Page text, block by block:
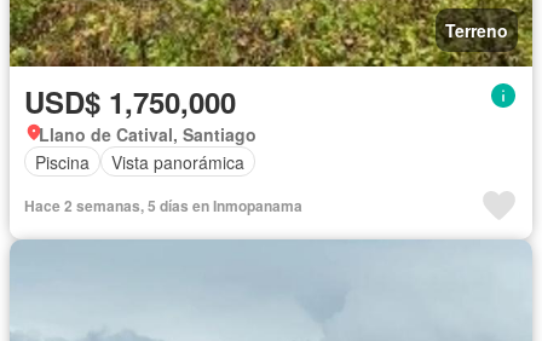
Terreno
USD$ 1,750,000
Llano de Catival, Santiago
Piscina
Vista panorámica
Hace 2 semanas, 5 días en Inmopanama